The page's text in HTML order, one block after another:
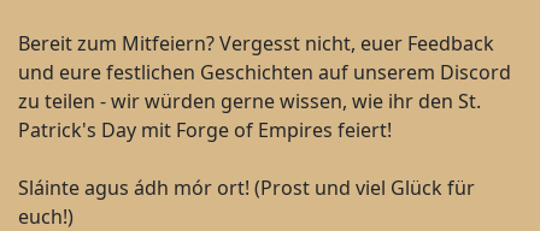
Bereit zum Mitfeiern? Vergesst nicht, euer Feedback
und eure festlichen Geschichten auf unserem Discord
zu teilen - wir würden gerne wissen, wie ihr den St.
Patrick's Day mit Forge of Empires feiert!
Sláinte agus ádh mór ort! (Prost und viel Glück für
euch!)